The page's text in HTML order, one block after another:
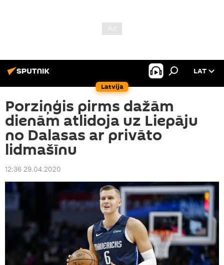
Latvija
LAT
Porziņģis pirms dažām
dienām atlidoja uz Liepāju
no Dalasas ar privāto
lidmašīnu
12:36 29.04.2020